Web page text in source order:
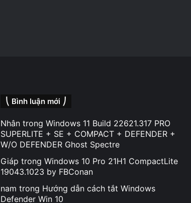
⎝ Bình luận mới ⎠
Nhântrong Windows 11 Build 22621.317 PRO
SUPERLITE + SE + COMPACT + DEFENDER +
W/O DEFENDER Ghost Spectre
Giáp trong Windows 10 Pro 21H1 CompactLite
19043.1023 by FBConan
nam trong Hướng dẫn cách tắt Windows
Defender Win 10